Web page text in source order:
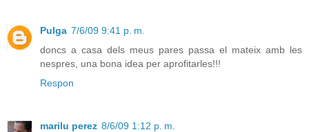
Pulga 7/6/09 9:41 p. m.
doncs a casa dels meus pares passa el mateix amb les
nespres, una bona idea per aprofitarles!!!
Respon
marilu perez 8/6/09 1:12 p. m.